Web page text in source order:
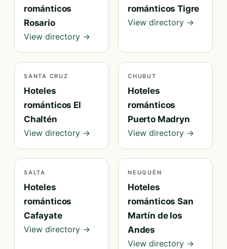
románticos
Rosario
View directory →
románticos Tigre
View directory →
SANTA CRUZ
Hoteles
románticos El
Chaltén
View directory →
CHUBUT
Hoteles
románticos
Puerto Madryn
View directory →
SALTA
Hoteles
románticos
Cafayate
View directory →
NEUQUÉN
Hoteles
románticos San
Martín de los
Andes
View directory →